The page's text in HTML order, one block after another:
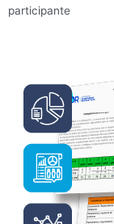
participante